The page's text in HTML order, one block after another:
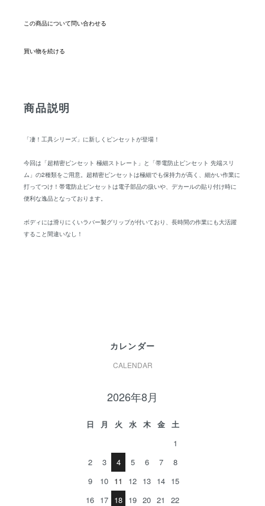
この商品について問い合わせる
買い物を続ける
商品説明
「凄！工具シリーズ」に新しくピンセットが登場！
今回は「超精密ピンセット 極細ストレート」と「帯電防止ピンセット 先端スリ
ム」の2種類をご用意。超精密ピンセットは極細でも保持力が高く、細かい作業に
打ってつけ！帯電防止ピンセットは電子部品の扱いや、デカールの貼り付け時に
便利な逸品となっております。
ボディには滑りにくいラバー製グリップが付いており、長時間の作業にも大活躍
すること間違いなし！
カレンダー
CALENDAR
2026年8月
日 月 火 水 木 金
土
1
2
3 4 5 6 7
8
9
10 11 12 13 14 15
16 17 18 19 20 21
22